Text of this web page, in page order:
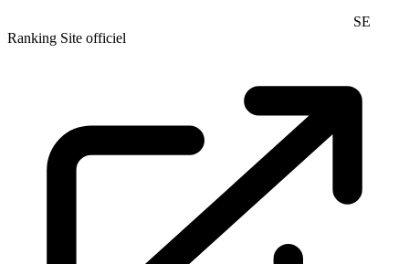
SE
Ranking Site officiel